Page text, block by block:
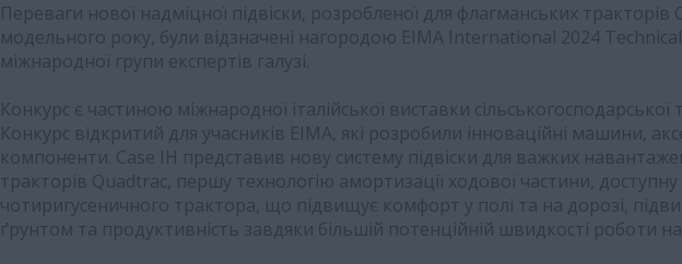
Переваги нової надміцної підвіски, розробленої для флагманських тракторів
модельного року, були відзначені нагородою EIMA International 2024
міжнародної групи експертів галузі.
Конкурс є частиною міжнародної італійської виставки сільськогосподарської
Конкурс відкритий для учасників EIMA, які розробили інноваційні машини,
компоненти. Case IH представив нову систему підвіски для важких
тракторів Quadtrac, першу технологію амортизації ходової частини, доступну
чотиригусеничного трактора, що підвищує комфорт у полі та на дорозі,
ґрунтом та продуктивність завдяки більшій потенційній швидкості роботи на